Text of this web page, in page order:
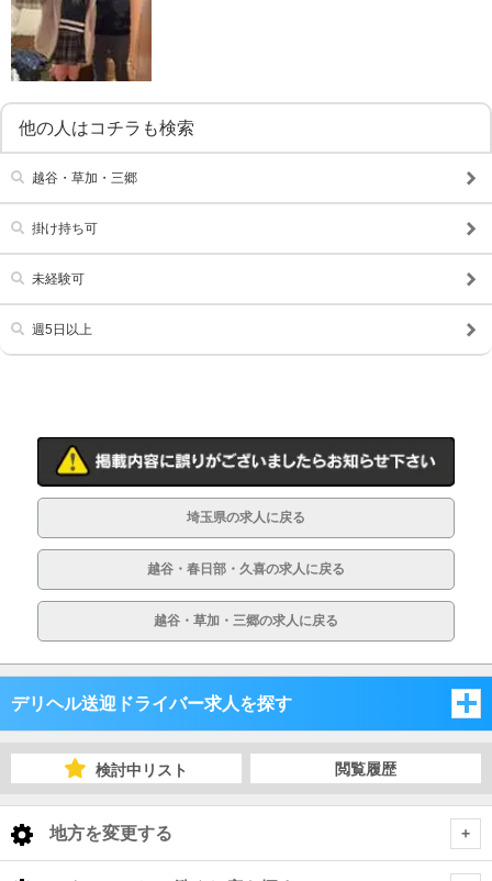
他の人はコチラも検索
越谷・草加・三郷
掛け持ち可
未経験可
週5日以上
埼玉県の求人に戻る
越谷・春日部・久喜の求人に戻る
越谷・草加・三郷の求人に戻る
デリヘル送迎ドライバー求人を探す
埼玉県
検討中リスト 閲覧履歴
地方を変更する